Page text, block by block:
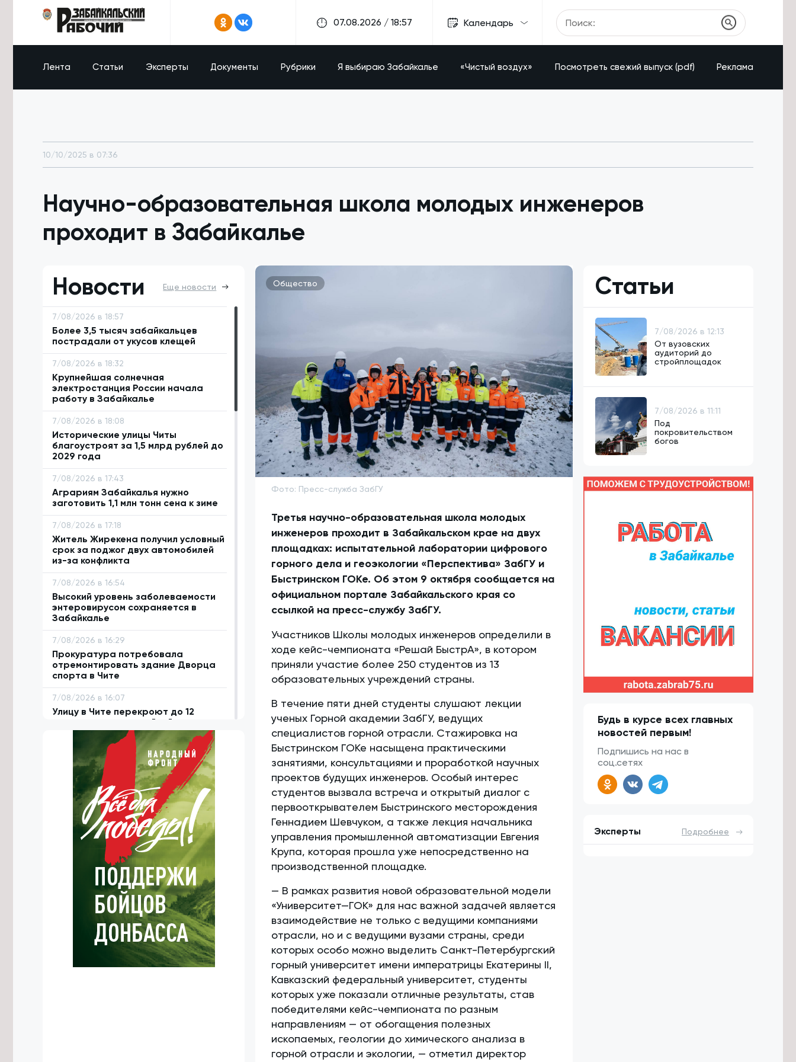
07.08.2026 / 18:57 Календарь
Лента Статьи Эксперты Документы Рубрики Я выбираю Забайкалье «Чистый воздух» Посмотреть свежий выпуск (pdf) Реклама
10/10/2025 в 07:36
Научно-образовательная школа молодых инженеров
проходит в Забайкалье
Новости
Еще новости
7/08/2026 в 18:57
Более 3,5 тысяч забайкальцев
пострадали от укусов клещей
7/08/2026 в 18:32
Крупнейшая солнечная
электростанция России начала
работу в Забайкалье
7/08/2026 в 18:08
Исторические улицы Читы
благоустроят за 1,5 млрд рублей до
2029 года
7/08/2026 в 17:43
Аграриям Забайкалья нужно
заготовить 1,1 млн тонн сена к зиме
7/08/2026 в 17:18
Житель Жирекена получил условный
срок за поджог двух автомобилей
из-за конфликта
7/08/2026 в 16:54
Высокий уровень заболеваемости
энтеровирусом сохраняется в
Забайкалье
7/08/2026 в 16:29
Прокуратура потребовала
отремонтировать здание Дворца
спорта в Чите
7/08/2026 в 16:07
Улицу в Чите перекроют до 12
августа из-за аварийной ситуации
7/08/2026 в 16:03
Подготовку к безопасному
проведению Единого дня
голосования обсудили в Забайкалье
7/08/2026 в 15:38
Объём строительства в ДФО в 1,5
раза превышает
среднероссийский уровень
7/08/2026 в 15:21
Росгвардейцы потушили
загоревшийся дом в Акше и спасли
двоих детей
7/08/2026 в 15:04
Вода ушла с пойм реки Чита у трёх
сёл в Забайкалье
Общество
Фото: Пресс-служба ЗабГУ
Третья научно-образовательная школа молодых
инженеров проходит в Забайкальском крае на двух
площадках: испытательной лаборатории цифрового
горного дела и геоэкологии «Перспектива» ЗабГУ и
Быстринском ГОКе. Об этом 9 октября сообщается на
официальном портале Забайкальского края со
ссылкой на пресс-службу ЗабГУ.
Участников Школы молодых инженеров определили в
ходе кейс-чемпионата «Решай БыстрА», в котором
приняли участие более 250 студентов из 13
образовательных учреждений страны.
В течение пяти дней студенты слушают лекции
ученых Горной академии ЗабГУ, ведущих
специалистов горной отрасли. Стажировка на
Быстринском ГОКе насыщена практическими
занятиями, консультациями и проработкой научных
проектов будущих инженеров. Особый интерес
студентов вызвала встреча и открытый диалог с
первооткрывателем Быстринского месторождения
Геннадием Шевчуком, а также лекция начальника
управления промышленной автоматизации Евгения
Крупа, которая прошла уже непосредственно на
производственной площадке.
— В рамках развития новой образовательной модели
«Университет—ГОК» для нас важной задачей является
взаимодействие не только с ведущими компаниями
отрасли, но и с ведущими вузами страны, среди
которых особо можно выделить Санкт-Петербургский
горный университет имени императрицы Екатерины II,
Кавказский федеральный университет, студенты
которых уже показали отличные результаты, став
победителями кейс-чемпионата по разным
направлениям — от обогащения полезных
ископаемых, геологии до химического анализа в
горной отрасли и экологии, — отметил директор
Статьи
7/08/2026 в 12:13
От вузовских
аудиторий до
стройплощадок
7/08/2026 в 11:11
Под
покровительством
богов
Будь в курсе всех главных
новостей первым!
Подпишись на нас в
соц.сетях
Эксперты Подробнее